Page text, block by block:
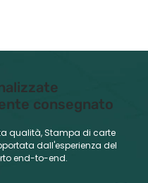
consegnato
qualità, Stampa di carte
dall'esperienza del
end-to-end.